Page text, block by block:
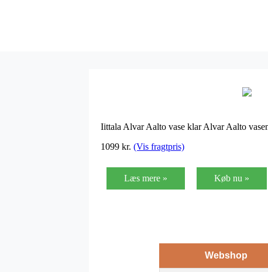
Iittala Alvar Aalto vase klar Alvar Aalto
1099 kr. (Vis fragtpris)
Læs mere » Køb nu »
Webshop